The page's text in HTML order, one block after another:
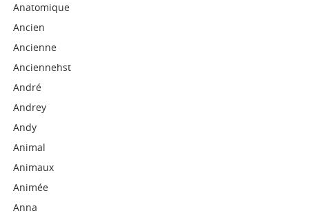
Anatomique
Ancien
Ancienne
Anciennehst
André
Andrey
Andy
Animal
Animaux
Animée
Anna